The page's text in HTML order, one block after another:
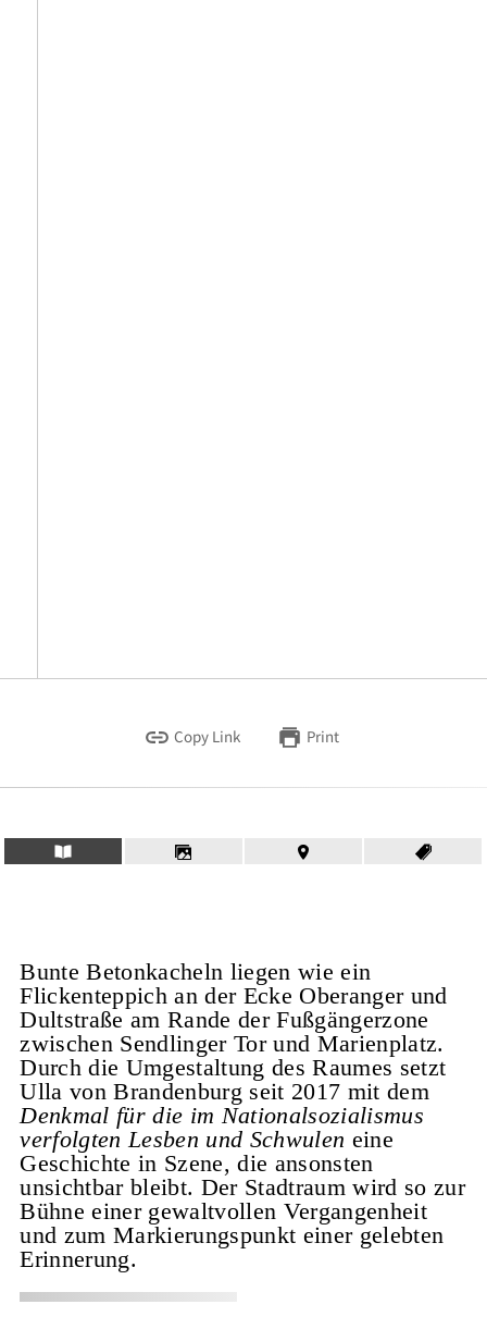
Copy Link Print
Bunte Betonkacheln liegen wie ein
Flickenteppich an der Ecke Oberanger und
Dultstraße am Rande der Fußgängerzone
zwischen Sendlinger Tor und Marienplatz.
Durch die Umgestaltung des Raumes setzt
Ulla von Brandenburg seit 2017 mit dem
Denkmal für die im Nationalsozialismus
verfolgten Lesben und Schwulen eine
Geschichte in Szene, die ansonsten
unsichtbar bleibt. Der Stadtraum wird so zur
Bühne einer gewaltvollen Vergangenheit
und zum Markierungspunkt einer gelebten
Erinnerung.